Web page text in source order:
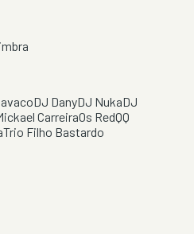
DJ DanyDJ NukaDJ
CarreiraOs RedQQ
Trio Filho Bastardo